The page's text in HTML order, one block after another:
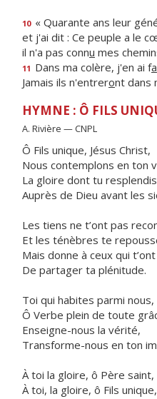
10 « Quarante ans leur
et j'ai dit : Ce peuple a le
il n'a pas connu mes
11 Dans ma colère, j'en ai fa
Jamais ils n'entreront dans
HYMNE : Ô FILS
A. Rivière — CNPL
Ô Fils unique, Jésus Christ,
Nous contemplons en ton
La gloire dont tu resplendis
Auprès de Dieu avant les
Les tiens ne t’ont pas
Et les ténèbres te
Mais donne à ceux qui
De partager ta plénitude.
Toi qui habites parmi nous,
Ô Verbe plein de toute
Enseigne-nous la vérité,
Transforme-nous en ton
À toi la gloire, ô Père saint,
À toi, la gloire, ô Fils unique,